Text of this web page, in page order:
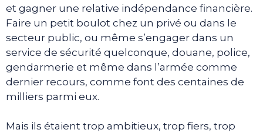
et gagner une relative indépendance financière.
Faire un petit boulot chez un privé ou dans le
secteur public, ou même s’engager dans un
service de sécurité quelconque, douane, police,
gendarmerie et même dans l’armée comme
dernier recours, comme font des centaines de
milliers parmi eux.
Mais ils étaient trop ambitieux, trop fiers, trop